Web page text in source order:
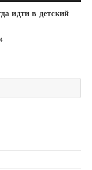
идти в детский